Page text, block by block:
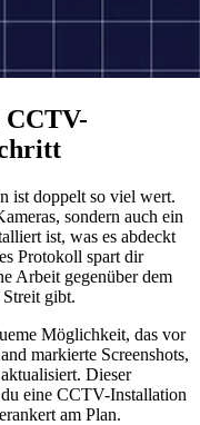
CCTV-
ist doppelt so viel wert.
sondern auch ein
ist, was es abdeckt
Protokoll spart dir
Arbeit gegenüber dem
gibt.
Möglichkeit, das vor
markierte Screenshots,
Dieser
eine CCTV-Installation
am Plan.